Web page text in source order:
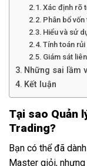
Xác định rõ
Phân bổ
Hiểu và sử
Tính toán
Giám sát
Những sai lầm
Kết luận
Tại sao Quản
Trading?
Bạn có thể đã
Master giỏi,